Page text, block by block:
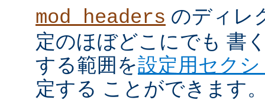
mod_headers のディレ
定のほぼどこにでも 書
する範囲を設定用セク
定する ことができます